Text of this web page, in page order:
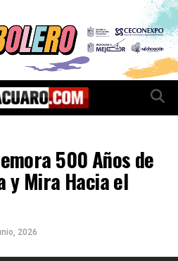
500 Años de
y Mira Hacia el
2026